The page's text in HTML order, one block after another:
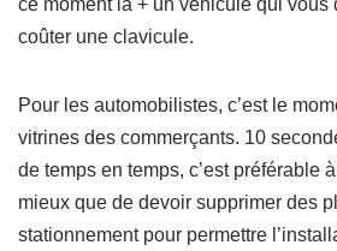
ce moment là + un véhicule qui vous
coûter une clavicule.
Pour les automobilistes, c’est le
vitrines des commerçants. 10
de temps en temps, c’est préférable
mieux que de devoir supprimer des
stationnement pour permettre